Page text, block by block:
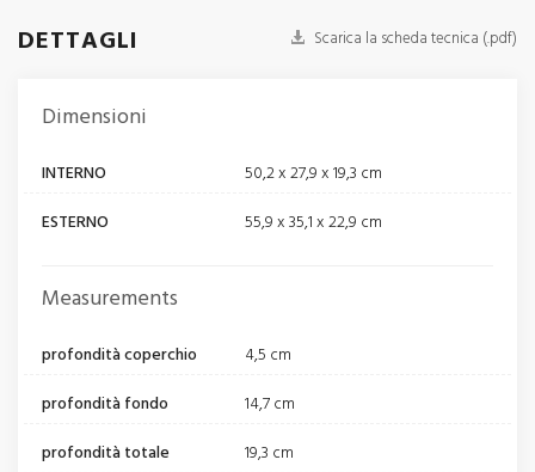
DETTAGLI Scarica la scheda tecnica (.pdf)
Dimensioni
INTERNO
50,2 x 27,9 x 19,3 cm
ESTERNO
55,9 x 35,1 x 22,9 cm
Measurements
profondità coperchio
4,5 cm
profondità fondo
14,7 cm
profondità totale
19,3 cm